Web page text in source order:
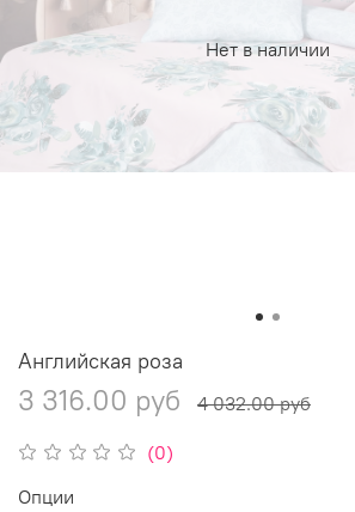
Нет в наличии
(0)
Английская роза
3 316.00 руб 4 032.00 руб
Опции